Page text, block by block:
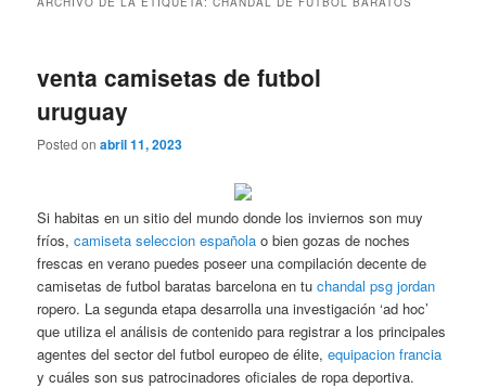
venta camisetas de futbol
uruguay
Posted onabril 11, 2023
Si habitas en un sitio del mundo donde los inviernos son muy
fríos,camiseta seleccion española o bien gozas de noches
frescas en verano puedes poseer una compilación decente de
camisetas de futbol baratas barcelona en tuchandal psg jordan
ropero. La segunda etapa desarrolla una investigación ‘ad hoc’
que utiliza el análisis de contenido para registrar a los principales
agentes del sector del futbol europeo de élite,equipacion francia
y cuáles son sus patrocinadores oficiales de ropa deportiva.